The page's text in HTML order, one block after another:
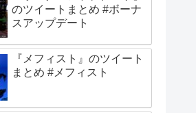
のツイートまとめ #ボーナ
スアップデート
『メフィスト』のツイート
まとめ #メフィスト